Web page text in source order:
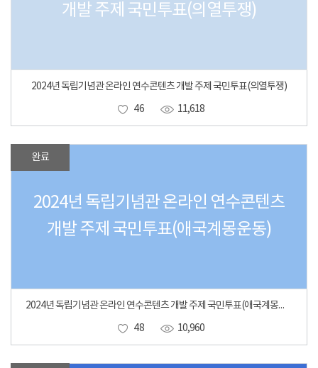
개발 주제 국민투표(의열투쟁)
2024년 독립기념관 온라인 연수콘텐츠 개발 주제 국민투표(의열투쟁)
46
11,618
완료
2024년 독립기념관 온라인 연수콘텐츠
개발 주제 국민투표(애국계몽운동)
2024년 독립기념관 온라인 연수콘텐츠 개발 주제 국민투표(애국계몽운동)
48
10,960